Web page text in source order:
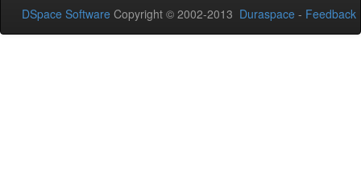
DSpace Software Copyright © 2002-2013 Duraspace - Feedback